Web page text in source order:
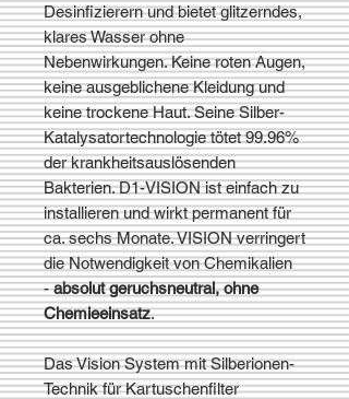
Desinfizierern und bietet glitzerndes,
klares Wasser ohne
Nebenwirkungen. Keine roten Augen,
keine ausgeblichene Kleidung und
keine trockene Haut. Seine Silber-
Katalysatortechnologie tötet 99.96%
der krankheitsauslösenden
Bakterien. D1-VISION ist einfach zu
installieren und wirkt permanent für
ca. sechs Monate. VISION verringert
die Notwendigkeit von Chemikalien
-absolut geruchsneutral, ohne
Chemieeinsatz.
Das Vision System mit Silberionen-
Technik für Kartuschenfilter